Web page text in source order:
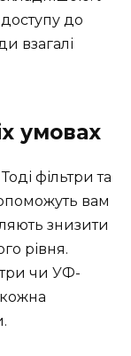
доступу до
взагалі
умовах
фільтри та
вам
знизити
рівня.
чи УФ-